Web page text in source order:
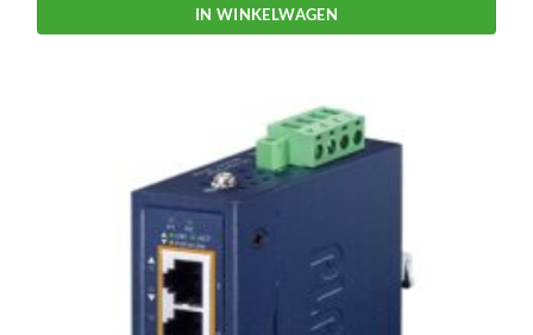
IN WINKELWAGEN